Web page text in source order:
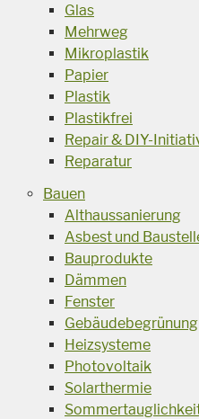
Glas
Mehrweg
Mikroplastik
Papier
Plastik
Plastikfrei
Repair & DIY-
Reparatur
Bauen
Althaussanierung
Asbest und
Bauprodukte
Dämmen
Fenster
Gebäudebegrünung
Heizsysteme
Photovoltaik
Solarthermie